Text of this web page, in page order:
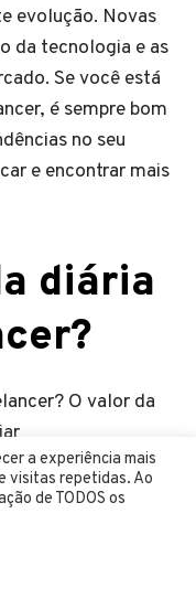
evolução. Novas
da tecnologia e as
Se você está
é sempre bom
no seu
e encontrar mais
diária
O valor da
área de
complexidade
ele atua. Em
R$ 100 a R$ 500
esse
a experiência mais
visitas repetidas. Ao
de TODOS os